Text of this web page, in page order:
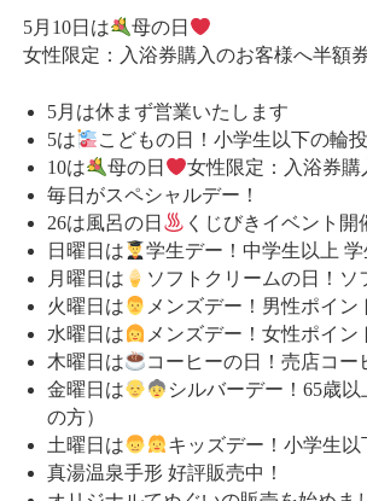
5月10日は
母の日
女性限定：入浴券購入のお客様へ半額
5月は休まず営業いたします
5は
こどもの日！小学生以下の輪
10は
母の日
女性限定：入浴券購
毎日がスペシャルデー！
26は風呂の日
くじびきイベント開
日曜日は
学生デー！中学生以上 学
月曜日は
ソフトクリームの日！ソ
火曜日は
メンズデー！男性ポイン
水曜日は
メンズデー！女性ポイン
木曜日は
コーヒーの日！売店コー
金曜日は
シルバーデー！65歳
の方）
土曜日は
キッズデー！小学生
真湯温泉手形 好評販売中！